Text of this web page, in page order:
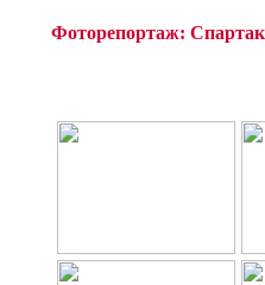
Фоторепортаж: